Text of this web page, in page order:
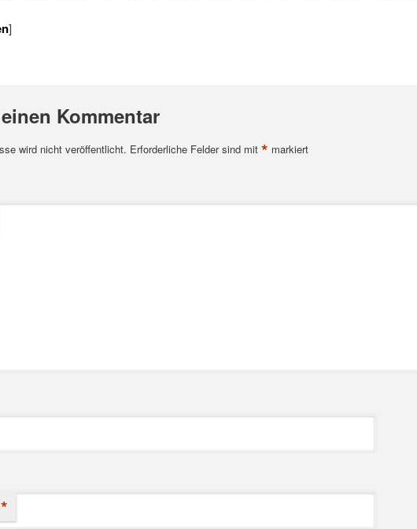
]
Kommentar
wird nicht veröffentlicht. Erforderliche Felder sind mit * markiert
*